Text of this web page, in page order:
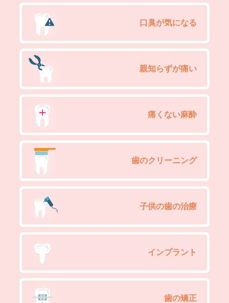
口臭が気になる
親知らずが痛い
痛くない麻酔
歯のクリーニング
子供の歯の治療
インプラント
歯の矯正